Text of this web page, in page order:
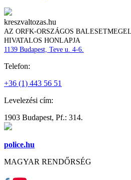
kreszvaltozas.hu
AZ ORFK-ORSZÁGOS
HIVATALOS HONLAPJA
1139 Budapest, Teve u. 4-6.
Telefon:
+36 (1) 443 56 51
Levelezési cím:
1903 Budapest, Pf.: 314.
police.hu
MAGYAR RENDŐRSÉG